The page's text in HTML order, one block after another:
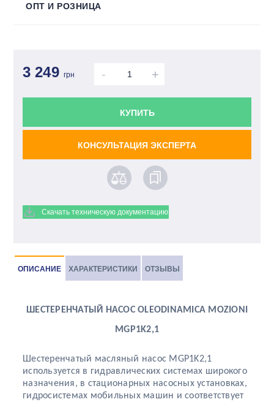
ОПТ И РОЗНИЦА
3 249 грн - +
КУПИТЬ
КОНСУЛЬТАЦИЯ ЭКСПЕРТА
Скачать техническую документацию
ОПИСАНИЕ ХАРАКТЕРИСТИКИ ОТЗЫВЫ
ШЕСТЕРЕНЧАТЫЙ НАСОС OLEODINAMICA MOZIONI
MGP1K2,1
Шестеренчатый масляный насос MGP1K2,1
используется в гидравлических системах широкого
назначения, в стационарных насосных установках,
гидросистемах мобильных машин и соответствует